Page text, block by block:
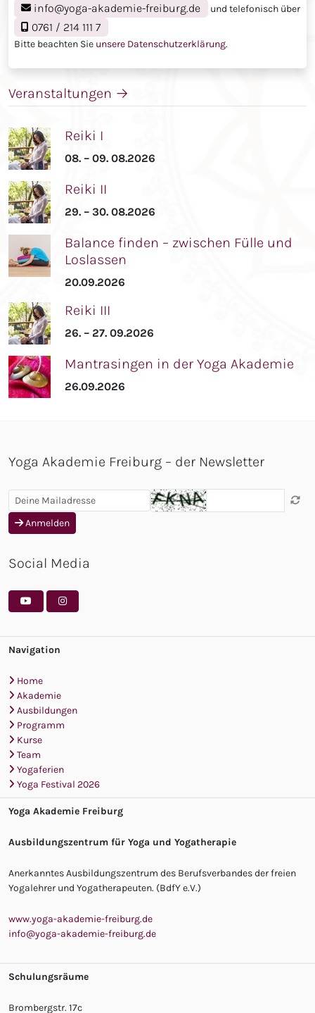
info@yoga-akademie-freiburg.de und telefonisch über
0761 / 214 111 7
Bitte beachten Sie unsere Datenschutzerklärung.
Veranstaltungen →
Reiki I
08. – 09. 08.2026
Reiki II
29. – 30. 08.2026
Balance finden – zwischen Fülle und
Loslassen
20.09.2026
Reiki III
26. – 27. 09.2026
Mantrasingen in der Yoga Akademie
26.09.2026
Yoga Akademie Freiburg – der Newsletter
Anmelden
Social Media
Navigation
Home
Akademie
Ausbildungen
Programm
Kurse
Team
Yogaferien
Yoga Festival 2026
Yoga Akademie Freiburg
Ausbildungszentrum für Yoga und Yogatherapie
Anerkanntes Ausbildungszentrum des Berufsverbandes der freien
Yogalehrer und Yogatherapeuten. (BdfY e.V.)
www.yoga-akademie-freiburg.de
info@yoga-akademie-freiburg.de
Schulungsräume
Brombergstr. 17c